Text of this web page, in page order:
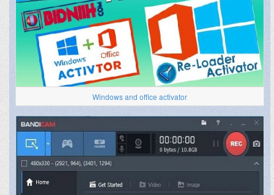
Windows and office activator